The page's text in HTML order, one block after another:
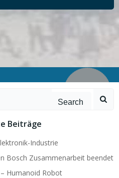
Beiträge
Industrie
Bosch Zusammenarbeit beendet
Humanoid Robot